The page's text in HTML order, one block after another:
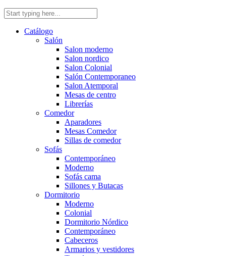
Catálogo
Salón
Salon moderno
Salon nordico
Salon Colonial
Salón Contemporaneo
Salon Atemporal
Mesas de centro
Librerías
Comedor
Aparadores
Mesas Comedor
Sillas de comedor
Sofás
Contemporáneo
Moderno
Sofás cama
Sillones y Butacas
Dormitorio
Moderno
Colonial
Dormitorio Nórdico
Contemporáneo
Cabeceros
Armarios y vestidores